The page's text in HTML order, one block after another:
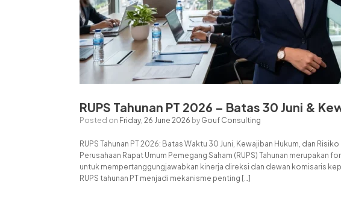
RUPS Tahunan PT 2026 – Batas 30 Juni &
Posted on Friday, 26 June 2026 by Gouf Consulting
RUPS Tahunan PT 2026: Batas Waktu 30 Juni, Kewajiban Hukum, dan
Perusahaan Rapat Umum Pemegang Saham (RUPS) Tahunan merupakan
untuk mempertanggungjawabkan kinerja direksi dan dewan komisaris
RUPS tahunan PT menjadi mekanisme penting […]